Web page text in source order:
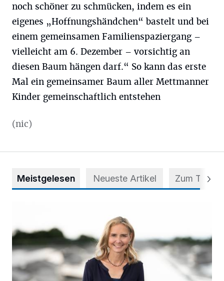
noch schöner zu schmücken, indem es ein
eigenes „Hoffnungshändchen“ bastelt und bei
einem gemeinsamen Familienspaziergang –
vielleicht am 6. Dezember – vorsichtig an
diesen Baum hängen darf.“ So kann das erste
Mal ein gemeinsamer Baum aller Mettmanner
Kinder gemeinschaftlich entstehen
(nic)
Meistgelesen Neueste Artikel Zum Thema